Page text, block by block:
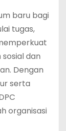
baru bagi
tugas,
dan
Dengan
serta
organisasi